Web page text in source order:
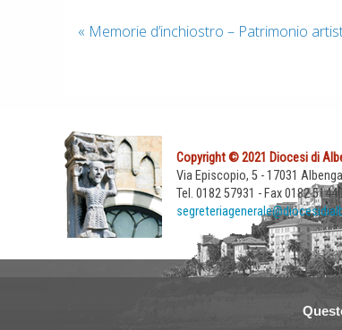
« Memorie d’inchiostro – Patrimonio
Copyright © 2021 Diocesi di
Via Episcopio, 5 - 17031
Tel. 0182 57931 - Fax 0182